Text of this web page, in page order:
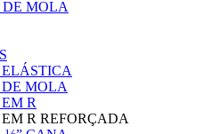
MOLA
MOLA
R
R REFORÇADA